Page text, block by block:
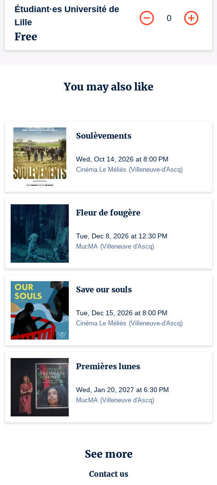
Étudiant·es Université de
Lille
Free
0
You may also like
Soulèvements
Wed, Oct 14, 2026 at 8:00 PM
Cinéma Le Méliès (Villeneuve-d'Ascq)
Fleur de fougère
Tue, Dec 8, 2026 at 12:30 PM
MucMA (Villeneuve d'Ascq)
Save our souls
Tue, Dec 15, 2026 at 8:00 PM
Cinéma Le Méliès (Villeneuve-d'Ascq)
Premières lunes
Wed, Jan 20, 2027 at 6:30 PM
MucMA (Villeneuve d'Ascq)
See more
Contact us